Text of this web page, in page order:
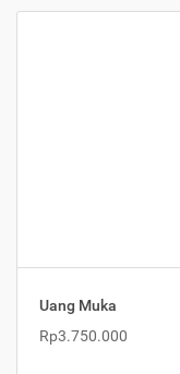
Uang Muka
Rp3.750.000